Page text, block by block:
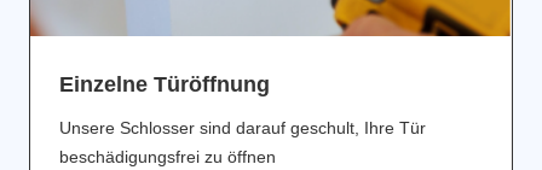
Einzelne Türöffnung
Unsere Schlosser sind darauf geschult, Ihre Tür
beschädigungsfrei zu öffnen